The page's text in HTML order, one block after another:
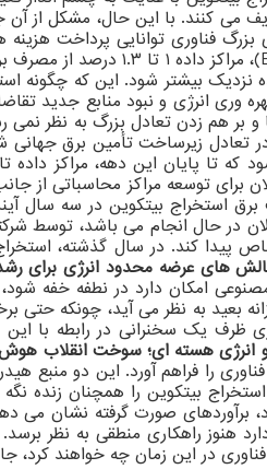
می کنند. با این حال، مشکل از
فناوری توانایی پرداخت هزینه
نزدیک بیشتر شود. این که چگونه
وری انرژی و نبود منابع جدید
و بر هم زدن تعادل بزرگ به نظر
تعادل زیرساخت تأمین برق جهانی
برای توسعه مراکز محاسباتی از
برق استخراج بیتکوین در سه سال
پیدا کند. در سال گذشته، استخراج
های عرضه محدود انرژی برای
امکان دارد در نطفه خفه
بعید به نظر می آید، چونکه حتی
در رابطه با این مورد اظهار داشت: «ما نمی توانیم در عرض
و انرژی هسته ای؛ سوخت انقلاب
را فراهم آورد. این دو
بیتکوین را همچنان زنده
برآوردهای صورت گرفته نشان می
هنوز راهکاری منطقی به نظر
در این زمان چه خواهند